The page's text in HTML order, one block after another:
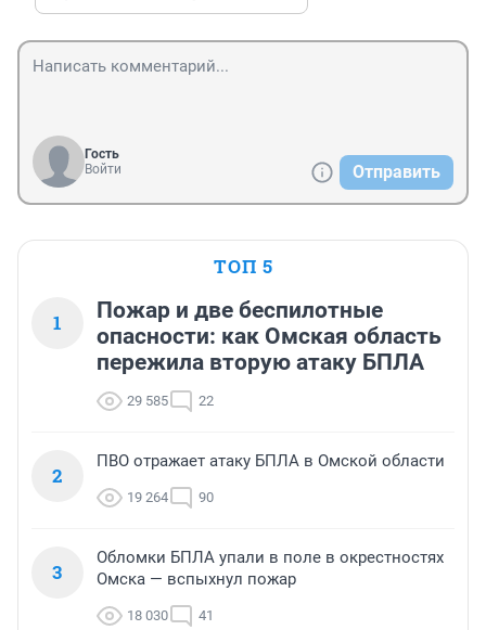
Гость
Войти
Отправить
ТОП 5
1
Пожар и две беспилотные
опасности: как Омская область
пережила вторую атаку БПЛА
29 585 22
2
ПВО отражает атаку БПЛА в Омской области
19 264 90
3
Обломки БПЛА упали в поле в окрестностях
Омска — вспыхнул пожар
18 030 41